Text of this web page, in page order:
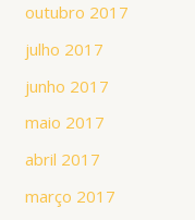
outubro 2017
julho 2017
junho 2017
maio 2017
abril 2017
março 2017